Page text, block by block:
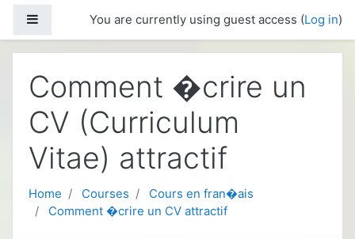
Side panelYou are currently using guest access (Log in)
Comment �crire un
CV (Curriculum
Vitae) attractif
Home Courses
Cours en fran�ais
Comment �crire un CV attractif